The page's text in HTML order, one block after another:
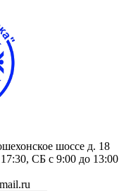
шоссе д. 18
СБ с 9:00 до 13:00